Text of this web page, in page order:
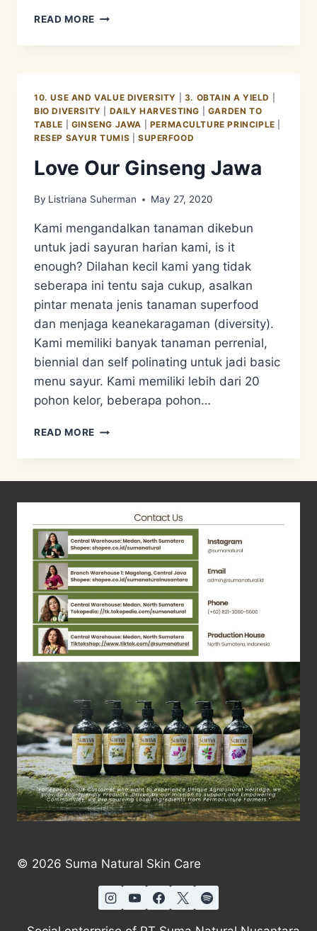
READ MORE RESEP
10. USE AND VALUE DIVERSITY 3. OBTAIN A YIELD
BIO DIVERSITY
DAILY HARVESTING
GARDEN TO
TABLE
GINSENG JAWA PERMACULTURE PRINCIPLE
RESEP SAYUR TUMIS
SUPERFOOD
Love Our Ginseng Jawa
By Listriana Suherman May 27, 2020
Kami mengandalkan tanaman dikebun
untuk jadi sayuran harian kami, is it
enough? Dilahan kecil kami yang tidak
seberapa ini tentu saja cukup, asalkan
pintar menata jenis tanaman superfood
dan menjaga keanekaragaman (diversity).
Kami memiliki banyak tanaman perrenial,
biennial dan self polinating untuk jadi basic
menu sayur. Kami memiliki lebih dari 20
pohon kelor, beberapa pohon…
READ MORE LOVE
GINSENG
© 2026 Suma Natural Skin Care